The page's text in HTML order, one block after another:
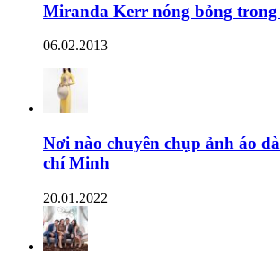
Miranda Kerr nóng bỏng trong
06.02.2013
Nơi nào chuyên chụp ảnh áo
chí Minh
20.01.2022